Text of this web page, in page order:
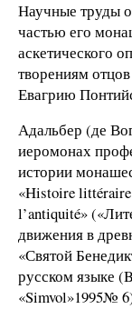
Научные труды
частью его
аскетического
творениям
Евагрию
Адальбер (де
иеромонах
истории
«Histoire littéraire
l’antiquité»
движения в
«Святой
русском языке
«Simvol»1995№